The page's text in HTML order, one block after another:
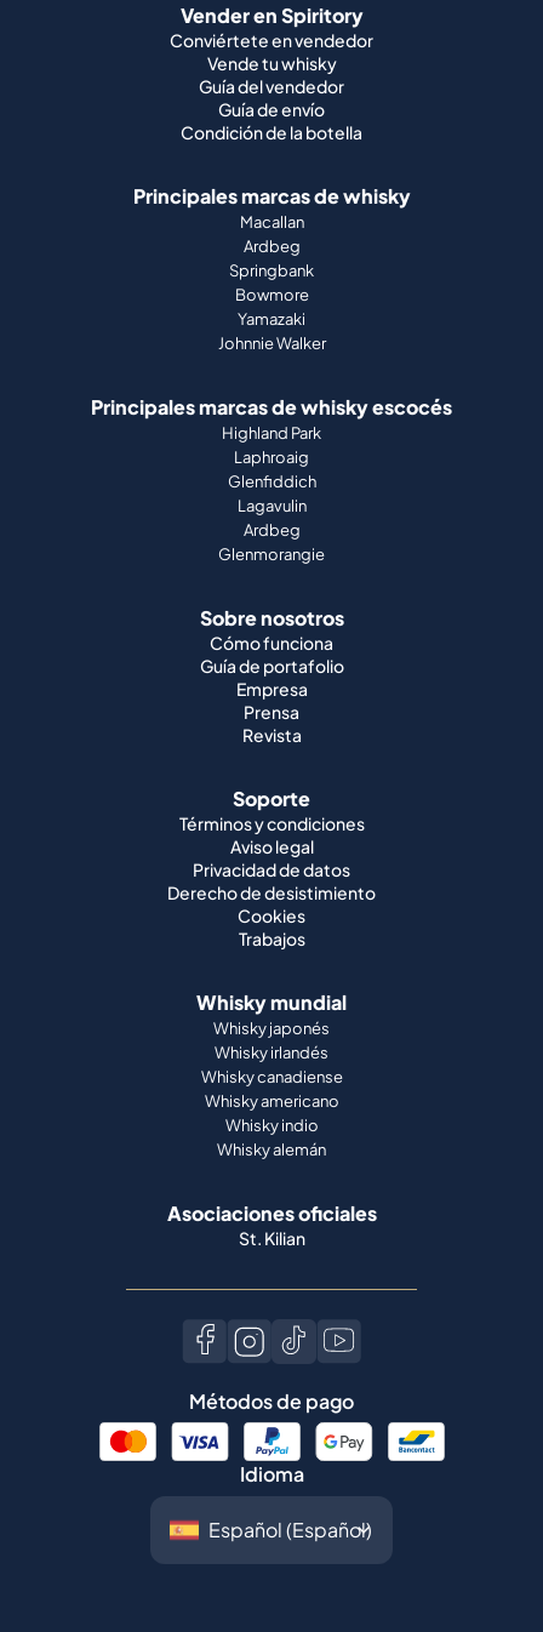
Vender en Spiritory
Conviértete en vendedor
Vende tu whisky
Guía del vendedor
Guía de envío
Condición de la botella
Principales marcas de whisky
Macallan
Ardbeg
Springbank
Bowmore
Yamazaki
Johnnie Walker
Principales marcas de whisky escocés
Highland Park
Laphroaig
Glenfiddich
Lagavulin
Ardbeg
Glenmorangie
Sobre nosotros
Cómo funciona
Guía de portafolio
Empresa
Prensa
Revista
Soporte
Términos y condiciones
Aviso legal
Privacidad de datos
Derecho de desistimiento
Cookies
Trabajos
Whisky mundial
Whisky japonés
Whisky irlandés
Whisky canadiense
Whisky americano
Whisky indio
Whisky alemán
Asociaciones oficiales
St. Kilian
Métodos de pago
Idioma